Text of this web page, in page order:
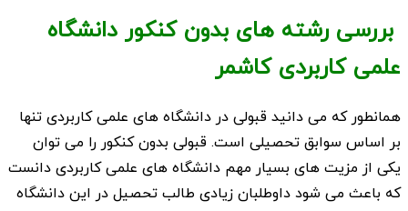
بررسی رشته های بدون کنکور دانشگاه
علمی کاربردی کاشمر
همانطور که می دانید قبولی در دانشگاه های علمی کاربردی تنها
بر اساس سوابق تحصیلی است. قبولی بدون کنکور را می توان
یکی از مزیت های بسیار مهم دانشگاه های علمی کاربردی دانست
که باعث می شود داوطلبان زیادی طالب تحصیل در این دانشگاه